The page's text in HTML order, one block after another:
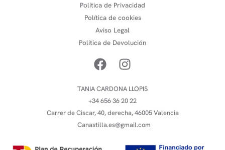
Política de Privacidad
Política de cookies
Aviso Legal
Política de Devolución
TANIA CARDONA LLOPIS
+34 656 36 20 22
Carrer de Ciscar, 40, derecha, 46005 Valencia
Canastilla.es@gmail.com